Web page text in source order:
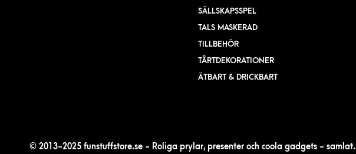
SÄLLSKAPSSPEL
TALS MASKERAD
TILLBEHÖR
TÅRTDEKORATIONER
ÄTBART & DRICKBART
© 2013-2025 funstuffstore.se - Roliga prylar, presenter och coola gadgets - samlat.